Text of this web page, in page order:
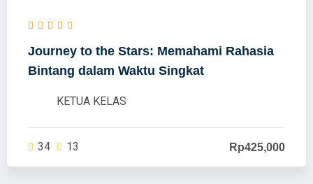
Journey to the Stars: Memahami Rahasia
Bintang dalam Waktu Singkat
KETUA KELAS
34 13 Rp425,000